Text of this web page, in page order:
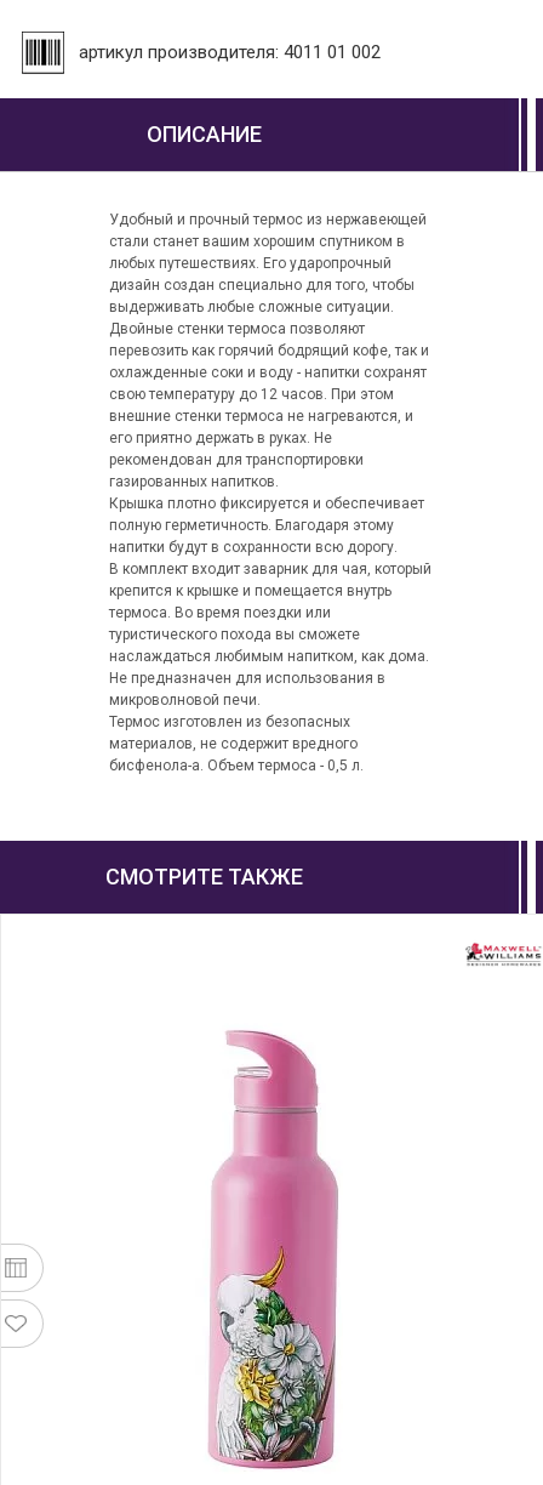
артикул производителя: 4011 01 002
ОПИСАНИЕ
Удобный и прочный термос из нержавеющей
стали станет вашим хорошим спутником в
любых путешествиях. Его ударопрочный
дизайн создан специально для того, чтобы
выдерживать любые сложные ситуации.
Двойные стенки термоса позволяют
перевозить как горячий бодрящий кофе, так и
охлажденные соки и воду - напитки сохранят
свою температуру до 12 часов. При этом
внешние стенки термоса не нагреваются, и
его приятно держать в руках. Не
рекомендован для транспортировки
газированных напитков.
Крышка плотно фиксируется и обеспечивает
полную герметичность. Благодаря этому
напитки будут в сохранности всю дорогу.
В комплект входит заварник для чая, который
крепится к крышке и помещается внутрь
термоса. Во время поездки или
туристического похода вы сможете
наслаждаться любимым напитком, как дома.
Не предназначен для использования в
микроволновой печи.
Термос изготовлен из безопасных
материалов, не содержит вредного
бисфенола-а. Объем термоса - 0,5 л.
СМОТРИТЕ ТАКЖЕ